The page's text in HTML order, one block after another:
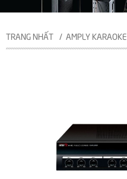
TRANG NHẤT AMPLY KARAOKE